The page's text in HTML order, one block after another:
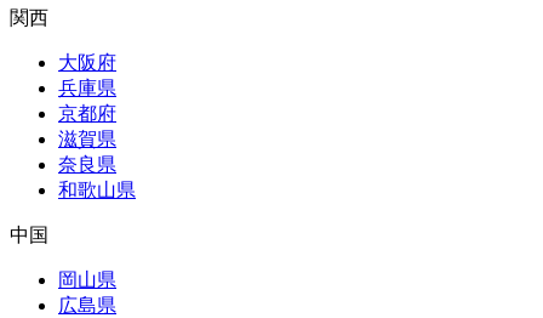
関西
大阪府
兵庫県
京都府
滋賀県
奈良県
和歌山県
中国
岡山県
広島県